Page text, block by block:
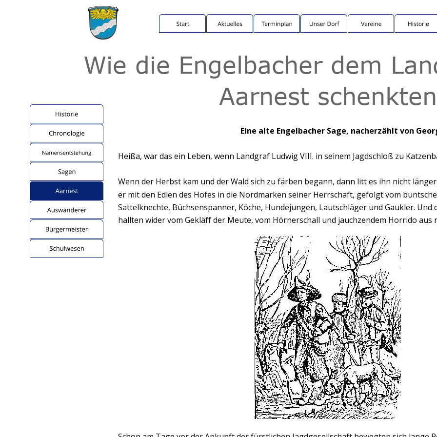
Wie die Engelbacher dem
Aarnest schenkten
Eine alte Engelbacher Sage, nacherzählt von
Heißa, war das ein Leben, wenn Landgraf Ludwig VIII. in seinem Jagdschloß zu
Wenn der Herbst kam und der Wald sich zu färben begann, dann litt es ihn nicht
er mit den Edlen des Hofes in die Nordmarken seiner Herrschaft, gefolgt vom
Sattelknechte, Büchsenspanner, Köche, Hundejungen, Lautschläger und Gaukler.
hallten wider vom Gekläff der Meute, vom Hörnerschall und jauchzendem Horrido aus